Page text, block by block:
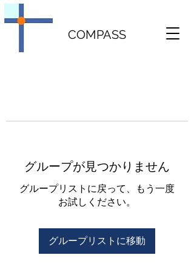
COMPASS
グループが見つかりません
グループリストに戻って、もう一度
お試しください。
グループリストに移動